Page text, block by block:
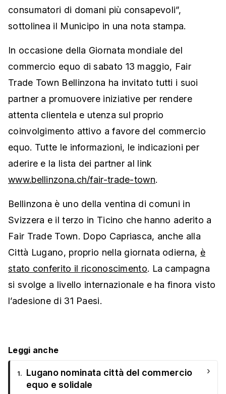
consumatori di domani più consapevoli”,
sottolinea il Municipo in una nota stampa.
In occasione della Giornata mondiale del
commercio equo di sabato 13 maggio, Fair
Trade Town Bellinzona ha invitato tutti i suoi
partner a promuovere iniziative per rendere
attenta clientela e utenza sul proprio
coinvolgimento attivo a favore del commercio
equo. Tutte le informazioni, le indicazioni per
aderire e la lista dei partner al link
www.bellinzona.ch/fair-trade-town.
Bellinzona è uno della ventina di comuni in
Svizzera e il terzo in Ticino che hanno aderito a
Fair Trade Town. Dopo Capriasca, anche alla
Città Lugano, proprio nella giornata odierna, è
stato conferito il riconoscimento. La campagna
si svolge a livello internazionale e ha finora visto
l’adesione di 31 Paesi.
Leggi anche
1.
Lugano nominata città del commercio
equo e solidale
›